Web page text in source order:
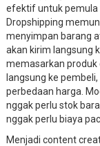
efektif untuk pemula
Dropshipping
menyimpan barang
akan kirim langsung
memasarkan produk
langsung ke
perbedaan harga.
nggak perlu stok
nggak perlu biaya
Menjadi content